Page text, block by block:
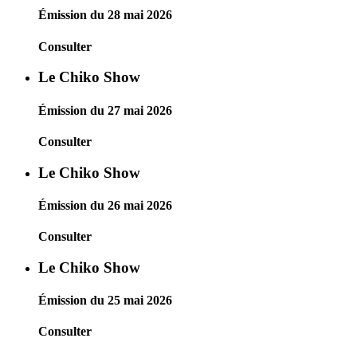
Émission du 28 mai 2026
Consulter
Le Chiko Show
Émission du 27 mai 2026
Consulter
Le Chiko Show
Émission du 26 mai 2026
Consulter
Le Chiko Show
Émission du 25 mai 2026
Consulter